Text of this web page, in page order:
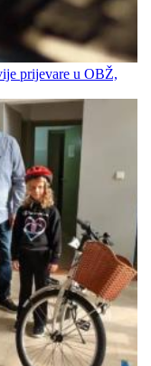
prijevare u OBŽ,